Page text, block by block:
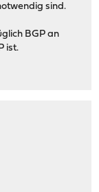
sind.
BGP an
ist.